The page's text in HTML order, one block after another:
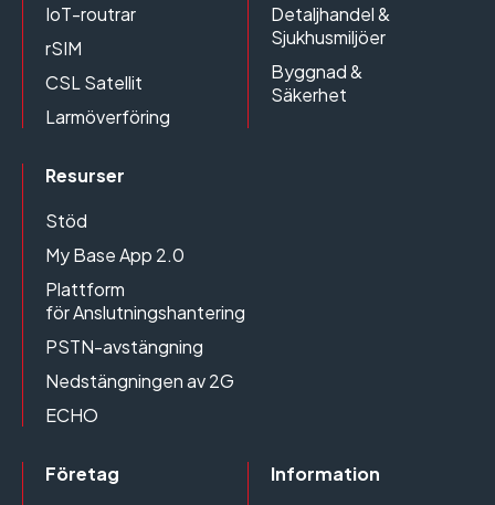
IoT-routrar
rSIM
CSL Satellit
Larmöverföring
Detaljhandel &
Sjukhusmiljöer
Byggnad &
Säkerhet
Resurser
Stöd
My Base App 2.0
Plattform
för Anslutningshantering
PSTN-avstängning
Nedstängningen av 2G
ECHO
Företag
Information